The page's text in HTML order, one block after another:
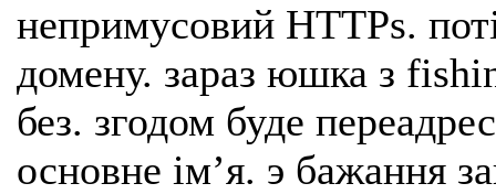
непримусовий HTTPs.
домену. зараз юшка з
без. згодом буде
основне імʼя. э бажання